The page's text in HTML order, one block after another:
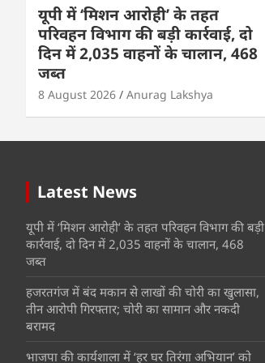
यूपी में ‘मिशन आरोही’ के तहत
परिवहन विभाग की बड़ी कार्रवाई, दो
दिन में 2,035 वाहनों के चालान, 468
जब्त
8 August 2026 Anurag Lakshya
Latest News
यूपी में ‘मिशन आरोही’ के तहत परिवहन विभाग की बड़ी
कार्रवाई, दो दिन में 2,035 वाहनों के चालान, 468
जब्त
हजरतगंज में बंद मकान से लाखों की चोरी का खुलासा,
तीन आरोपी गिरफ्तार; चोरी का सामान और नकदी
बरामद
भाजपा की कार्यशाला में ‘हर घर तिरंगा अभियान’ को